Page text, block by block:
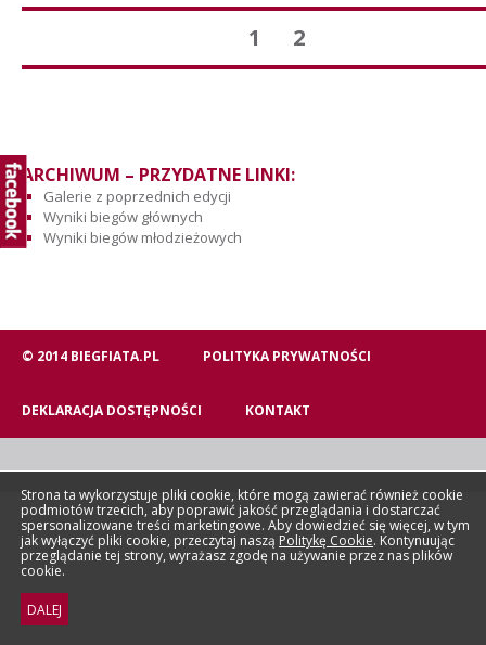
1 2
ARCHIWUM – PRZYDATNE LINKI:
Galerie z poprzednich edycji
Wyniki biegów głównych
Wyniki biegów młodzieżowych
© 2014 BIEGFIATA.PL POLITYKA PRYWATNOŚCI
DEKLARACJA DOSTĘPNOŚCI KONTAKT
Strona ta wykorzystuje pliki cookie, które mogą zawierać również cookie
podmiotów trzecich, aby poprawić jakość przeglądania i dostarczać
spersonalizowane treści marketingowe. Aby dowiedzieć się więcej, w tym
jak wyłączyć pliki cookie, przeczytaj naszą Politykę Cookie. Kontynuując
przeglądanie tej strony, wyrażasz zgodę na używanie przez nas plików
cookie.
DALEJ